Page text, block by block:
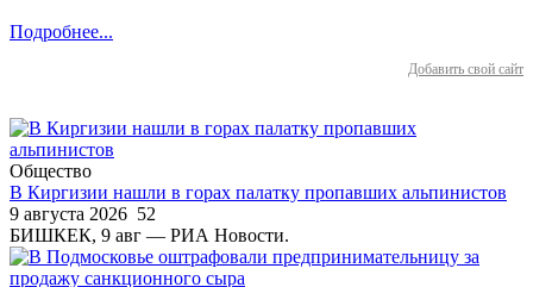
Подробнее...
Добавить свой сайт
Общество
В Киргизии нашли в горах палатку пропавших альпинистов
9 августа 2026 52
БИШКЕК, 9 авг — РИА Новости.